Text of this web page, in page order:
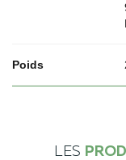
Poids
LES